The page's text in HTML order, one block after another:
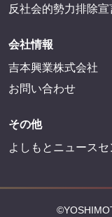
反社会的勢力排除宣
会社情報
吉本興業株式会社
お問い合わせ
その他
よしもとニュース